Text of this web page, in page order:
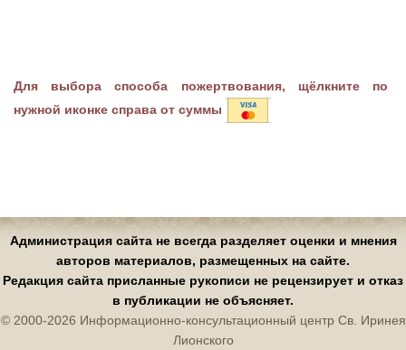
Для выбора способа пожертвования, щёлкните по
нужной иконке справа от суммы
Администрация сайта не всегда разделяет оценки и мнения
авторов материалов, размещенных на сайте.
Редакция сайта присланные рукописи не рецензирует и отказ
в публикации не объясняет.
© 2000-2026 Информационно-консультационный центр Св. Иринея
Лионского